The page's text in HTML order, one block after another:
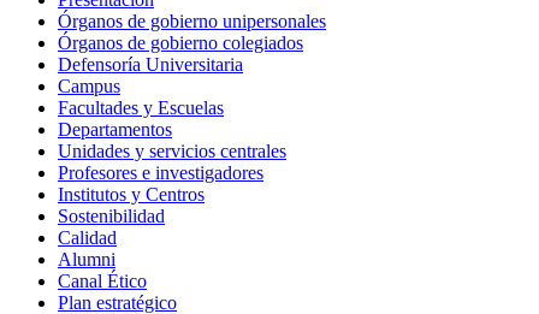
Órganos de gobierno unipersonales
Órganos de gobierno colegiados
Defensoría Universitaria
Campus
Facultades y Escuelas
Departamentos
Unidades y servicios centrales
Profesores e investigadores
Institutos y Centros
Sostenibilidad
Calidad
Alumni
Canal Ético
Plan estratégico